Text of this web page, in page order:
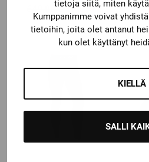
tietoja siitä, miten
Kumppanimme voivat
tietoihin, joita olet antanut
kun olet käyttänyt
KIELLÄ
SALLI
649,00€Alkuperäinen
hinta
oli:
649,00 €.
299,00€ Nykyinen
hinta
on:
299,00 €.